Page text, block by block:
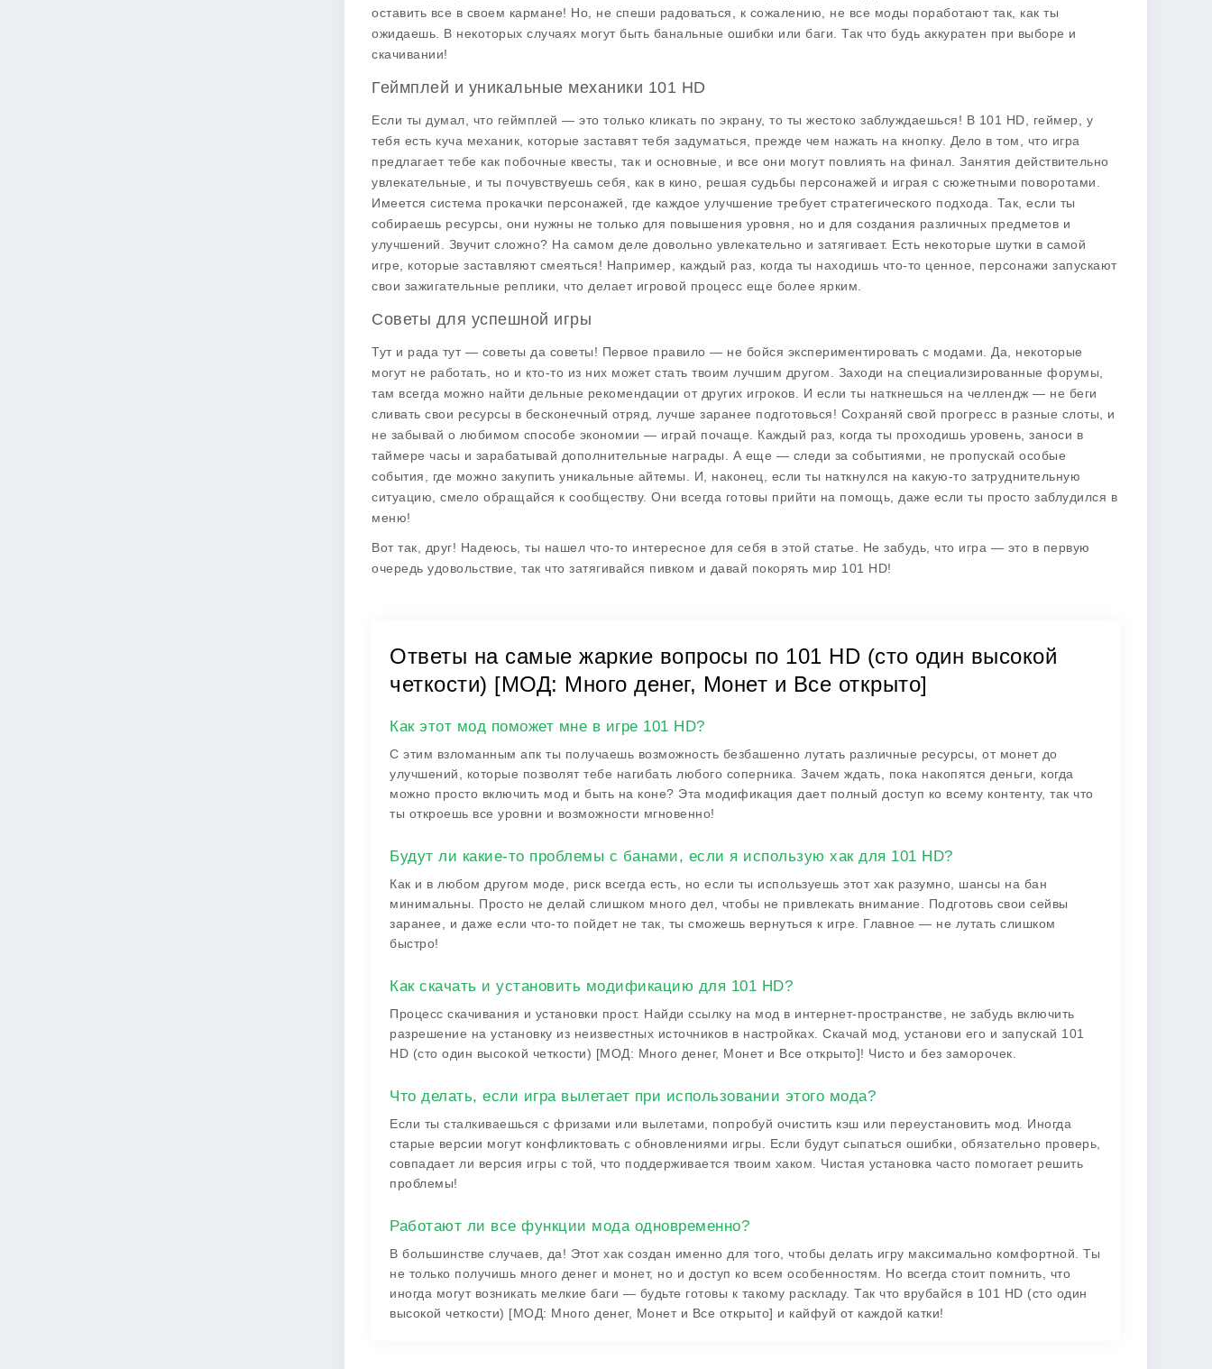
оставить все в своем кармане! Но, не спеши радоваться, к сожалению, не все моды поработают так, как ты
ожидаешь. В некоторых случаях могут быть банальные ошибки или баги. Так что будь аккуратен при выборе и
скачивании!
Геймплей и уникальные механики 101 HD
Если ты думал, что геймплей — это только кликать по экрану, то ты жестоко заблуждаешься! В 101 HD , геймер, у
тебя есть куча механик, которые заставят тебя задуматься, прежде чем нажать на кнопку. Дело в том, что игра
предлагает тебе как побочные квесты, так и основные, и все они могут повлиять на финал. Занятия действительно
увлекательные, и ты почувствуешь себя, как в кино, решая судьбы персонажей и играя с сюжетными поворотами.
Имеется система прокачки персонажей, где каждое улучшение требует стратегического подхода. Так, если ты
собираешь ресурсы, они нужны не только для повышения уровня, но и для создания различных предметов и
улучшений. Звучит сложно? На самом деле довольно увлекательно и затягивает. Есть некоторые шутки в самой
игре, которые заставляют смеяться! Например, каждый раз, когда ты находишь что-то ценное, персонажи запускают
свои зажигательные реплики, что делает игровой процесс еще более ярким.
Советы для успешной игры
Тут и рада тут — советы да советы! Первое правило — не бойся экспериментировать с модами. Да, некоторые
могут не работать, но и кто-то из них может стать твоим лучшим другом. Заходи на специализированные форумы,
там всегда можно найти дельные рекомендации от других игроков. И если ты наткнешься на челлендж — не беги
сливать свои ресурсы в бесконечный отряд, лучше заранее подготовься! Сохраняй свой прогресс в разные слоты, и
не забывай о любимом способе экономии — играй почаще. Каждый раз, когда ты проходишь уровень, заноси в
таймере часы и зарабатывай дополнительные награды. А еще — следи за событиями, не пропускай особые
события, где можно закупить уникальные айтемы. И, наконец, если ты наткнулся на какую-то затруднительную
ситуацию, смело обращайся к сообществу. Они всегда готовы прийти на помощь, даже если ты просто заблудился в
меню!
Вот так, друг! Надеюсь, ты нашел что-то интересное для себя в этой статье. Не забудь, что игра — это в первую
очередь удовольствие, так что затягивайся пивком и давай покорять мир 101 HD!
Ответы на самые жаркие вопросы по 101 HD (сто один высокой
четкости) [МОД: Много денег, Монет и Все открыто]
Как этот мод поможет мне в игре 101 HD?
С этим взломанным апк ты получаешь возможность безбашенно лутать различные ресурсы, от монет до
улучшений, которые позволят тебе нагибать любого соперника. Зачем ждать, пока накопятся деньги, когда
можно просто включить мод и быть на коне? Эта модификация дает полный доступ ко всему контенту, так что
ты откроешь все уровни и возможности мгновенно!
Будут ли какие-то проблемы с банами, если я использую хак для 101 HD?
Как и в любом другом моде, риск всегда есть, но если ты используешь этот хак разумно, шансы на бан
минимальны. Просто не делай слишком много дел, чтобы не привлекать внимание. Подготовь свои сейвы
заранее, и даже если что-то пойдет не так, ты сможешь вернуться к игре. Главное — не лутать слишком
быстро!
Как скачать и установить модификацию для 101 HD?
Процесс скачивания и установки прост. Найди ссылку на мод в интернет-пространстве, не забудь включить
разрешение на установку из неизвестных источников в настройках. Скачай мод, установи его и запускай 101
HD (сто один высокой четкости) [МОД: Много денег, Монет и Все открыто]! Чисто и без заморочек.
Что делать, если игра вылетает при использовании этого мода?
Если ты сталкиваешься с фризами или вылетами, попробуй очистить кэш или переустановить мод. Иногда
старые версии могут конфликтовать с обновлениями игры. Если будут сыпаться ошибки, обязательно проверь,
совпадает ли версия игры с той, что поддерживается твоим хаком. Чистая установка часто помогает решить
проблемы!
Работают ли все функции мода одновременно?
В большинстве случаев, да! Этот хак создан именно для того, чтобы делать игру максимально комфортной. Ты
не только получишь много денег и монет, но и доступ ко всем особенностям. Но всегда стоит помнить, что
иногда могут возникать мелкие баги — будьте готовы к такому раскладу. Так что врубайся в 101 HD (сто один
высокой четкости) [МОД: Много денег, Монет и Все открыто] и кайфуй от каждой катки!